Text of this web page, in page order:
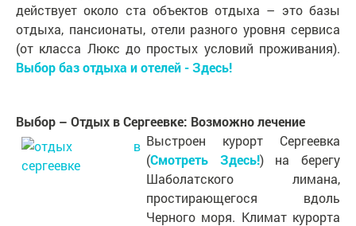
действует около ста объектов отдыха – это базы
отдыха, пансионаты, отели разного уровня сервиса
(от класса Люкс до простых условий проживания).
Выбор баз отдыха и отелей - Здесь!
Выбор – Отдых в Сергеевке: Возможно лечение
Выстроен курорт Сергеевка
(Смотреть Здесь!) на берегу
Шаболатского лимана,
простирающегося вдоль
Черного моря. Климат курорта